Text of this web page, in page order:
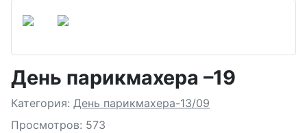
День парикмахера –19
Подробности
Категория: День парикмахера-13/09
Просмотров: 573